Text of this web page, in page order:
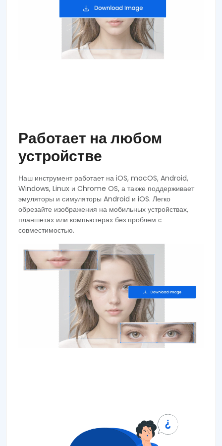
Работает на любом
устройстве
Наш инструмент работает на iOS, macOS, Android,
Windows, Linux и Chrome OS, а также поддерживает
эмуляторы и симуляторы Android и iOS. Легко
обрезайте изображения на мобильных устройствах,
планшетах или компьютерах без проблем с
совместимостью.